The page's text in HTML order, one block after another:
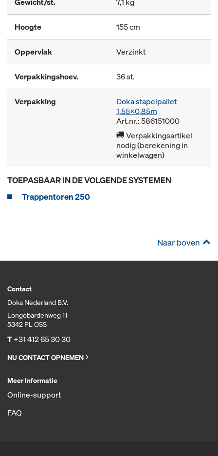
Hoogte 155 cm
Oppervlak Verzinkt
Verpakkingshoev. 36 st.
Verpakking
Doka stapelpallet
1,55x0,85m
Art.nr.: 586151000
Verpakkingsartikel
nodig (berekening in
winkelwagen)
TOEPASBAAR IN DE VOLGENDE SYSTEMEN
Trappentoren 250
Naar boven
Contact
Doka Nederland B.V.
Longobardenweg 11
5342 PL OSS
T+31 412 65 30 30
NU CONTACT OPNEMEN
Meer Informatie
Online-support
FAQ